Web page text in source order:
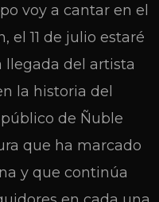
voy a cantar en el
el 11 de julio estaré
llegada del artista
la historia del
de Ñuble
que ha marcado
y que continúa